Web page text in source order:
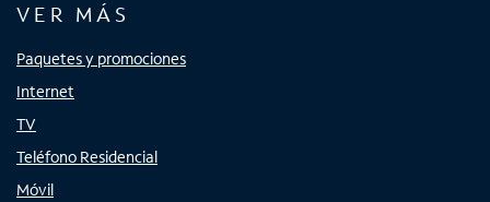
VER MÁS
Paquetes y promociones
Internet
TV
Teléfono Residencial
Móvil